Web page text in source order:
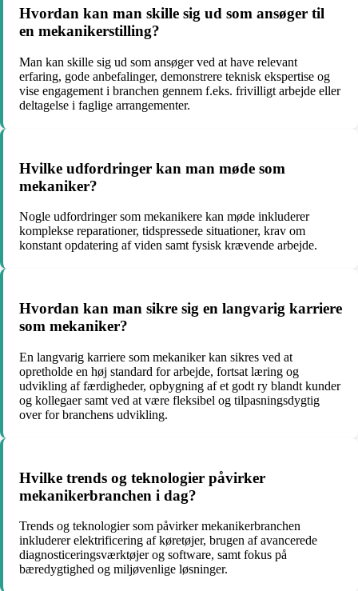
Hvordan kan man skille sig ud som ansøger til
en mekanikerstilling?
Man kan skille sig ud som ansøger ved at have relevant
erfaring, gode anbefalinger, demonstrere teknisk ekspertise og
vise engagement i branchen gennem f.eks. frivilligt arbejde eller
deltagelse i faglige arrangementer.
Hvilke udfordringer kan man møde som
mekaniker?
Nogle udfordringer som mekanikere kan møde inkluderer
komplekse reparationer, tidspressede situationer, krav om
konstant opdatering af viden samt fysisk krævende arbejde.
Hvordan kan man sikre sig en langvarig karriere
som mekaniker?
En langvarig karriere som mekaniker kan sikres ved at
opretholde en høj standard for arbejde, fortsat læring og
udvikling af færdigheder, opbygning af et godt ry blandt kunder
og kollegaer samt ved at være fleksibel og tilpasningsdygtig
over for branchens udvikling.
Hvilke trends og teknologier påvirker
mekanikerbranchen i dag?
Trends og teknologier som påvirker mekanikerbranchen
inkluderer elektrificering af køretøjer, brugen af avancerede
diagnosticeringsværktøjer og software, samt fokus på
bæredygtighed og miljøvenlige løsninger.